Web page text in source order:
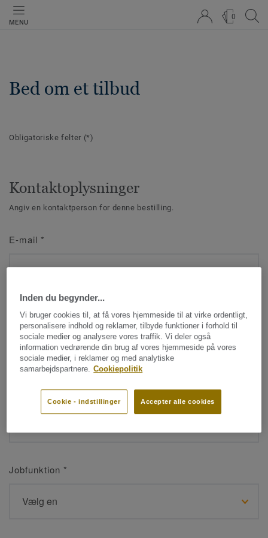
MENU
0
Bed om et tilbud
Obligatoriske felter (*)
Kontaktoplysninger
Angiv en kontaktperson for denne bestilling.
E-mail *
Navn*
Efternavn*
Jobfunktion *
Inden du begynder...
Vi bruger cookies til, at få vores hjemmeside til at virke ordentligt,
personalisere indhold og reklamer, tilbyde funktioner i forhold til
sociale medier og analysere vores traffik. Vi deler også
information vedrørende din brug af vores hjemmeside på vores
sociale medier, i reklamer og med analytiske
samarbejdspartnere. Cookiepolitik
Accepter alle cookies
Cookie - indstillinger